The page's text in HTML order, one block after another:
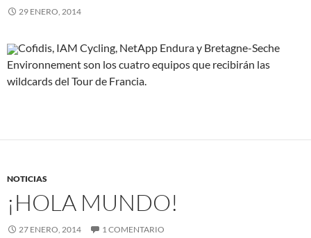
29 ENERO, 2014
Cofidis, IAM Cycling, NetApp Endura y Bretagne-Seche
Environnement son los cuatro equipos que recibirán las
wildcards del Tour de Francia.
NOTICIAS
¡HOLA MUNDO!
27 ENERO, 2014 1 COMENTARIO